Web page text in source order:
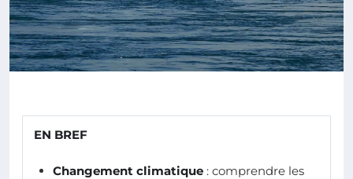
EN BREF
Changement climatique : comprendre les